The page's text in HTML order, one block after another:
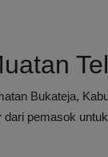
Bukateja,
dari pemasok